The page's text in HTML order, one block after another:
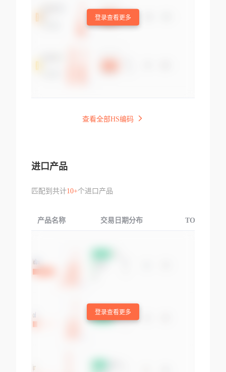
登录查看更多
查看全部HS编码
进口产品
匹配到共计10+个进口产品
产品名称 交易日期分布 TOP3交易国
登录查看更多